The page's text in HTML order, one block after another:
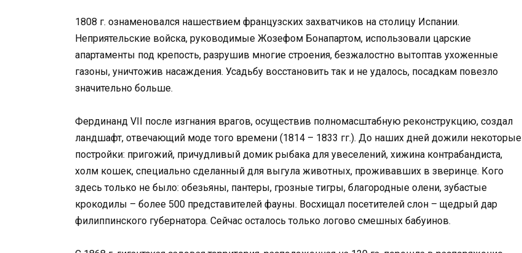
1808 г. ознаменовался нашествием французских захватчиков на столицу Испании.
Неприятельские войска, руководимые Жозефом Бонапартом, использовали царские
апартаменты под крепость, разрушив многие строения, безжалостно вытоптав ухоженные
газоны, уничтожив насаждения. Усадьбу восстановить так и не удалось, посадкам повезло
значительно больше.
Фердинанд VII после изгнания врагов, осуществив полномасштабную реконструкцию, создал
ландшафт, отвечающий моде того времени (1814 – 1833 гг.). До наших дней дожили некоторые
постройки: пригожий, причудливый домик рыбака для увеселений, хижина контрабандиста,
холм кошек, специально сделанный для выгула животных, проживавших в зверинце. Кого
здесь только не было: обезьяны, пантеры, грозные тигры, благородные олени, зубастые
крокодилы – более 500 представителей фауны. Восхищал посетителей слон – щедрый дар
филиппинского губернатора. Сейчас осталось только логово смешных бабуинов.